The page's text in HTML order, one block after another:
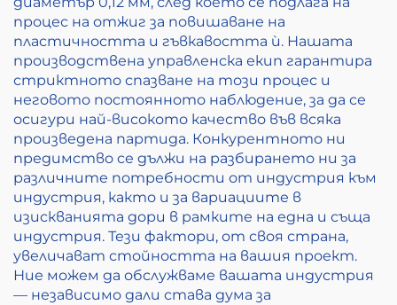
процес на отжиг за повишаване на
пластичността и гъвкавостта ѝ. Нашата
производствена управленска екип гарантира
стриктното спазване на този процес и
неговото постоянното наблюдение, за да се
осигури най-високото качество във всяка
произведена партида. Конкурентното ни
предимство се дължи на разбирането ни за
различните потребности от индустрия към
индустрия, както и за вариациите в
изискванията дори в рамките на една и съща
индустрия. Тези фактори, от своя страна,
увеличават стойността на вашия проект.
Ние можем да обслужваме вашата индустрия
— независимо дали става дума за